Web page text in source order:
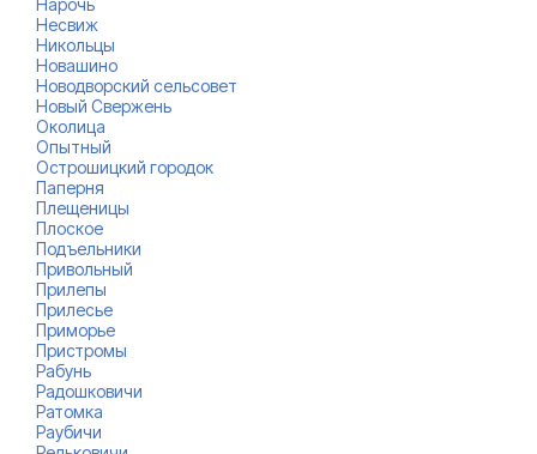
Нарочь
Несвиж
Никольцы
Новашино
Новодворский сельсовет
Новый Свержень
Околица
Опытный
Острошицкий городок
Паперня
Плещеницы
Плоское
Подъельники
Привольный
Прилепы
Прилесье
Приморье
Пристромы
Рабунь
Радошковичи
Ратомка
Раубичи